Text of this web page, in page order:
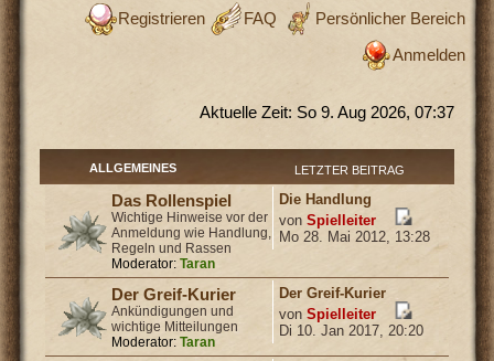
Persönlicher Bereich
FAQ
Registrieren
Anmelden
Aktuelle Zeit: So 9. Aug 2026, 07:37
ALLGEMEINES LETZTER BEITRAG
Das Rollenspiel
Wichtige Hinweise vor der
Anmeldung wie Handlung,
Regeln und Rassen
Moderator: Taran
Die Handlung
vonSpielleiter
Mo 28. Mai 2012, 13:28
Der Greif-Kurier
Ankündigungen und
wichtige Mitteilungen
Moderator: Taran
Der Greif-Kurier
vonSpielleiter
Di 10. Jan 2017, 20:20